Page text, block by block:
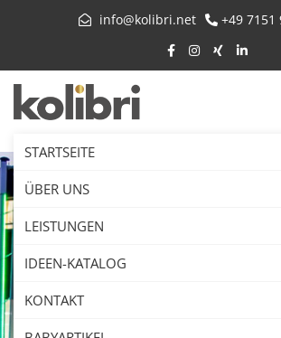
info@kolibri.net +49 7151
STARTSEITE
ÜBER UNS
LEISTUNGEN
IDEEN-KATALOG
KONTAKT